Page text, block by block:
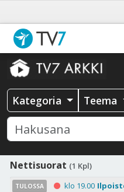
Kategoria Teema
Nettisuorat (1 Kpl)
TULOSSA klo 19.00